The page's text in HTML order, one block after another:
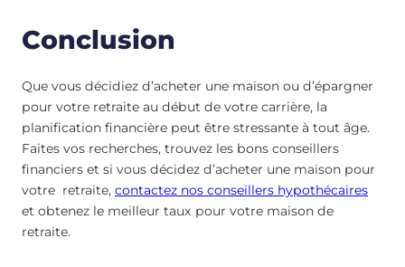
Conclusion
Que vous décidiez d’acheter une maison ou d’épargner
pour votre retraite au début de votre carrière, la
planification financière peut être stressante à tout âge.
Faites vos recherches, trouvez les bons conseillers
financiers et si vous décidez d’acheter une maison pour
votre retraite, contactez nos conseillers hypothécaires
et obtenez le meilleur taux pour votre maison de
retraite.